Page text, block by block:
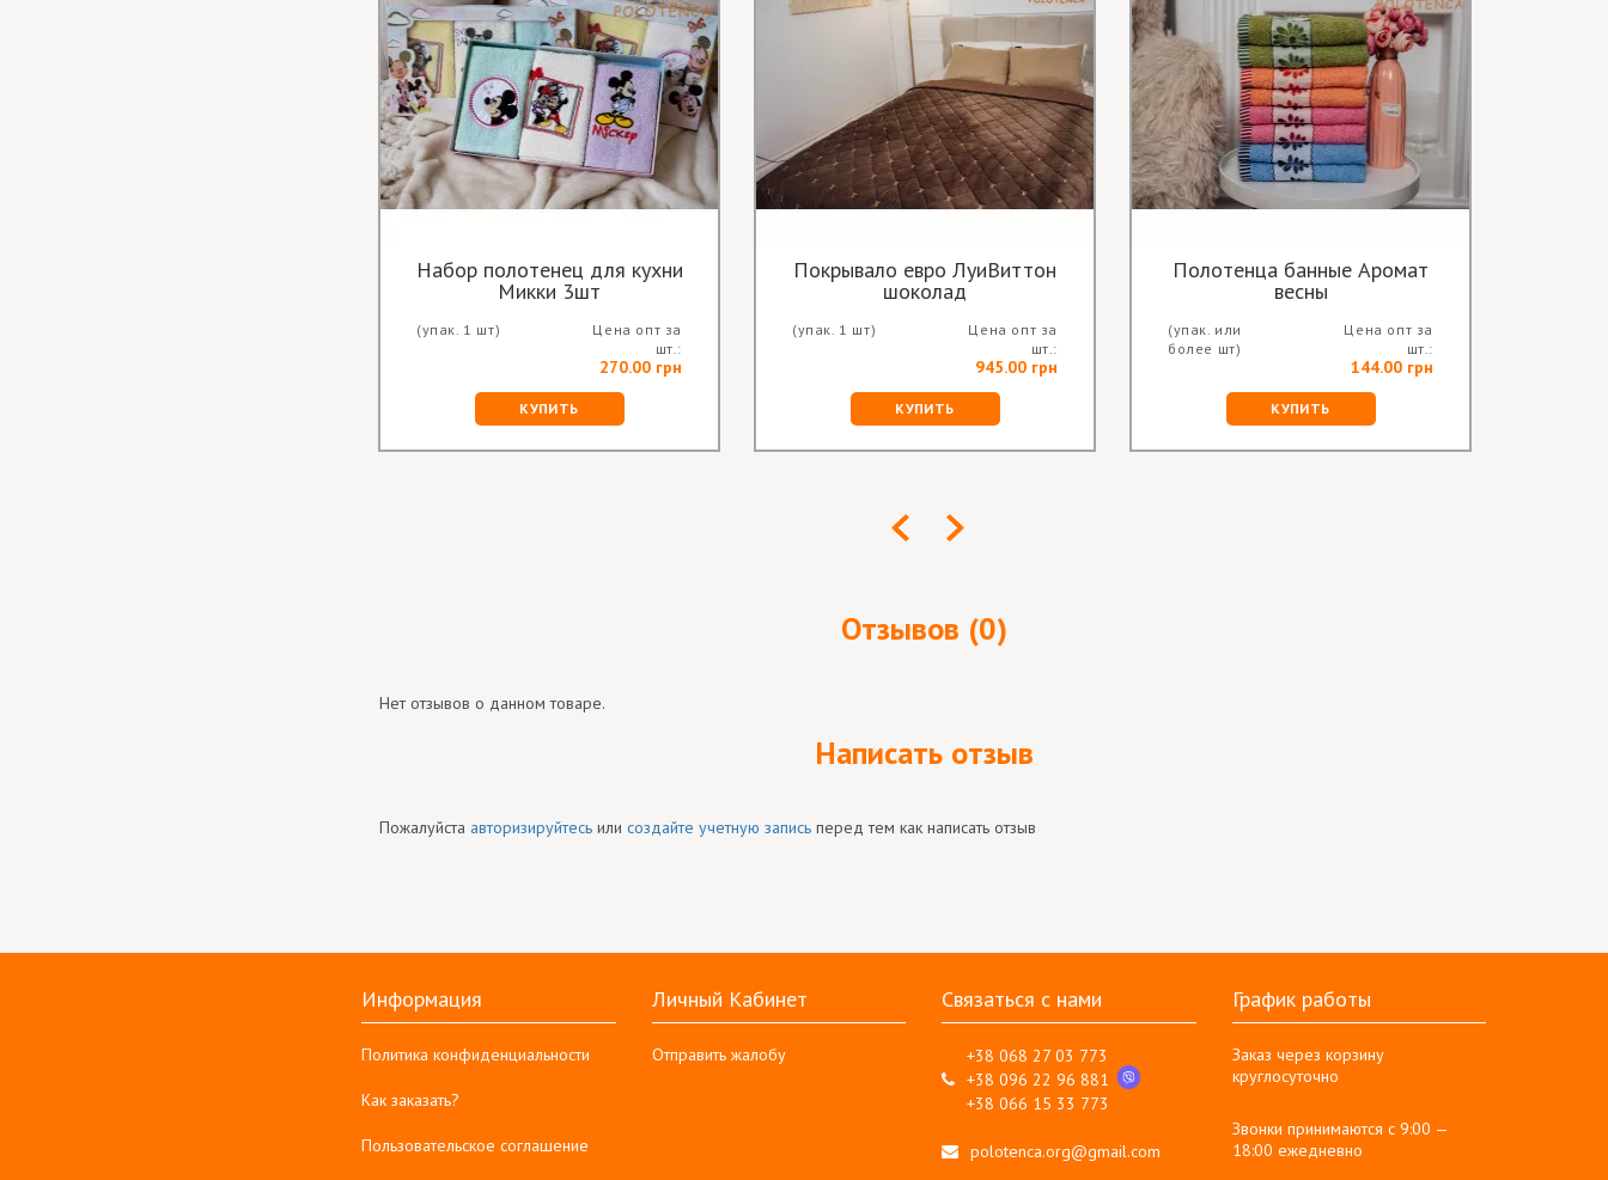
Набор полотенец для кухни
Микки 3шт
(упак. 1 шт)
Цена опт за
шт.:
270.00 грн
КУПИТЬ
Покрывало евро ЛуиВиттон
шоколад
(упак. 1 шт)
Цена опт за
шт.:
945.00 грн
КУПИТЬ
Полотенца банные Аромат
весны
(упак. или
более шт)
Цена опт за
шт.:
144.00 грн
КУПИТЬ
Отзывов (0)
Нет отзывов о данном товаре.
Написать отзыв
Пожалуйста авторизируйтесь или создайте учетную запись перед тем как написать отзыв
Информация
Политика конфиденциальности
Как заказать?
Пользовательское соглашение
Личный Кабинет
Отправить жалобу
Связаться с нами
+38 068 27 03 773
+38 096 22 96 881
+38 066 15 33 773
polotenca.org@gmail.com
График работы
Заказ через корзину
круглосуточно
Звонки принимаются с 9:00 —
18:00 ежедневно